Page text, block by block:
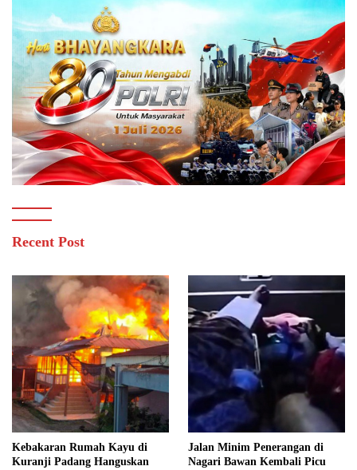
Recent Post
Kebakaran Rumah Kayu di
Kuranji Padang Hanguskan
Jalan Minim Penerangan di
Nagari Bawan Kembali Picu